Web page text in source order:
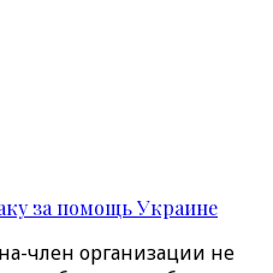
за помощь Украине
член организации не